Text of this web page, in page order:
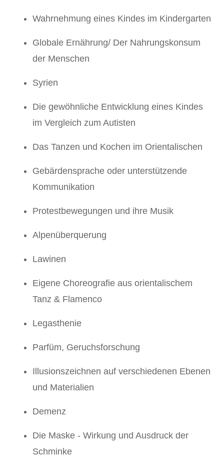
Wahrnehmung eines Kindes im Kindergarten
Globale Ernährung/ Der Nahrungskonsum
der Menschen
Syrien
Die gewöhnliche Entwicklung eines Kindes
im Vergleich zum Autisten
Das Tanzen und Kochen im Orientalischen
Gebärdensprache oder unterstützende
Kommunikation
Protestbewegungen und ihre Musik
Alpenüberquerung
Lawinen
Eigene Choreografie aus orientalischem
Tanz & Flamenco
Legasthenie
Parfüm, Geruchsforschung
Illusionszeichnen auf verschiedenen Ebenen
und Materialien
Demenz
Die Maske - Wirkung und Ausdruck der
Schminke